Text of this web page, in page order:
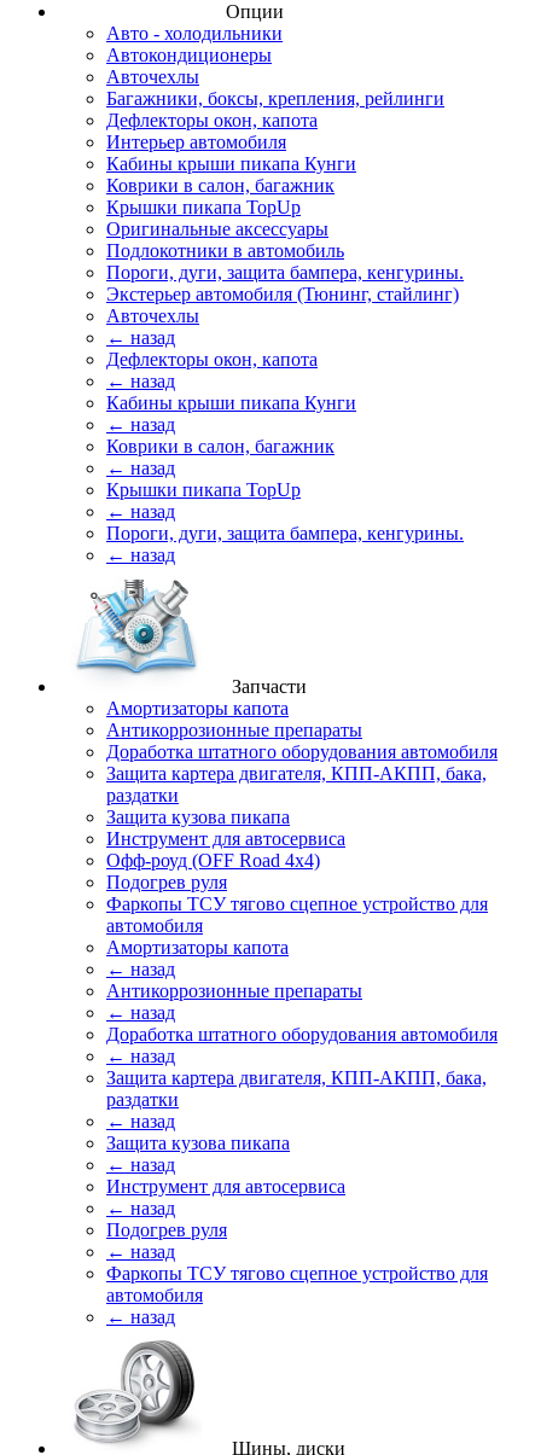
Опции
Авто - холодильники
Автокондиционеры
Авточехлы
Багажники, боксы, крепления, рейлинги
Дефлекторы окон, капота
Интерьер автомобиля
Кабины крыши пикапа Кунги
Коврики в салон, багажник
Крышки пикапа TopUp
Оригинальные аксессуары
Подлокотники в автомобиль
Пороги, дуги, защита бампера, кенгурины.
Экстерьер автомобиля (Тюнинг, стайлинг)
Авточехлы
← назад
Дефлекторы окон, капота
← назад
Кабины крыши пикапа Кунги
← назад
Коврики в салон, багажник
← назад
Крышки пикапа TopUp
← назад
Пороги, дуги, защита бампера, кенгурины.
← назад
Запчасти
Амортизаторы капота
Антикоррозионные препараты
Доработка штатного оборудования автомобиля
Защита картера двигателя, КПП-АКПП, бака,
раздатки
Защита кузова пикапа
Инструмент для автосервиса
Офф-роуд (OFF Road 4x4)
Подогрев руля
Фаркопы ТСУ тягово сцепное устройство для
автомобиля
Амортизаторы капота
← назад
Антикоррозионные препараты
← назад
Доработка штатного оборудования автомобиля
← назад
Защита картера двигателя, КПП-АКПП, бака,
раздатки
← назад
Защита кузова пикапа
← назад
Инструмент для автосервиса
← назад
Подогрев руля
← назад
Фаркопы ТСУ тягово сцепное устройство для
автомобиля
← назад
Шины, диски